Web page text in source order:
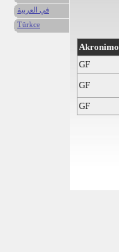
Akronimo
GF
GF
GF
في العربية
Türkce